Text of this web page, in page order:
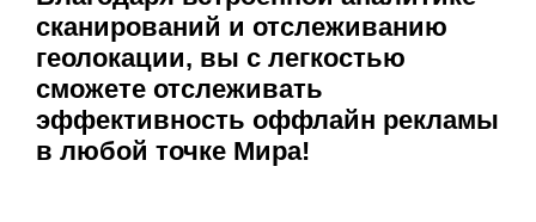
сканирований и отслеживанию
геолокации, вы с легкостью
сможете отслеживать
эффективность оффлайн рекламы
в любой точке Мира!